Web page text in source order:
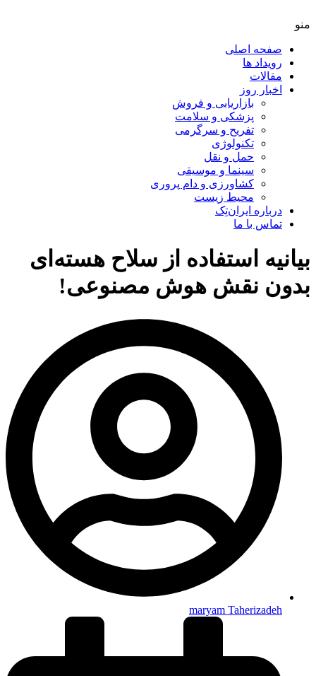
منو
صفحه اصلی
رویداد ها
مقالات
اخبار روز
بازاریابی و فروش
پزشکی و سلامت
تفریح و سرگرمی
تکنولوژی
حمل و نقل
سینما و موسیقی
کشاورزی و دام پروری
محیط زیست
درباره ایران‌تِک
تماس با ما
بیانیه استفاده از سلاح هسته‌ای
بدون نقش هوش مصنوعی!
maryam Taherizadeh